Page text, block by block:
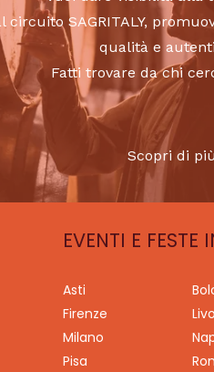
circuito SAGRITALY,
qualità e
Fatti trovare da chi
Scopri di più
EVENTI E FESTE
Asti
Firenze
Milano
Pisa